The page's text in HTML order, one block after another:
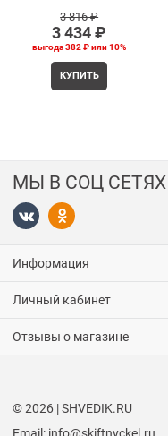
3 816 ₽
3 434 ₽
выгода382 ₽или10%
КУПИТЬ
МЫ В СОЦ СЕТЯХ
Информация
Личный кабинет
Отзывы о магазине
© 2026 | SHVEDIK.RU